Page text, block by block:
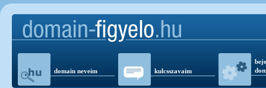
domain neveim kulcsszavaim